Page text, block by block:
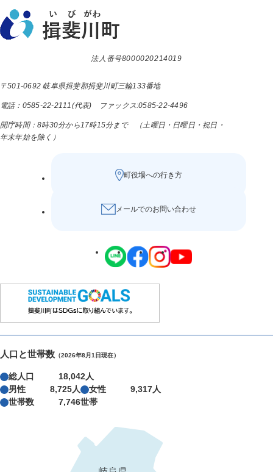
法人番号8000020214019
〒501-0692 岐阜県揖斐郡揖斐川町三輪133番地
電話：0585-22-2111(代表) ファックス:0585-22-4496
開庁時間：8時30分から17時15分まで （土曜日・日曜日・祝日・
年末年始を除く）
町役場への行き方
メールでのお問い合わせ
人口と世帯数 （2026年8月1日現在）
総人口
18,042人
男性
8,725人 女性
9,317人
世帯数
7,746世帯